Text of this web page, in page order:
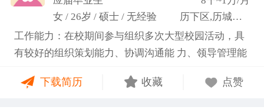
女 / 26岁 / 硕士 / 无经验
历下区,历城区,市中区
工作能力：在校期间参与组织多次大型校园活动，具
有较好的组织策划能力、协调沟通能 力、领导管理能
务； 学习能力：有清晰的自我定位，能够很好地吸纳
下载简历 收藏 点赞